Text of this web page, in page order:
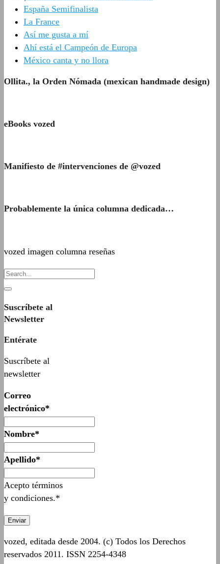
España Semifinalista
La France
Así me gusta a mí
Ahí está el Campeón de Europa
México canta y no llora
Ollita., la Orden Nómada (mexican handmade design)
eBooks vozed
Manifiesto de #intervenciones de @vozed
Probablemente la única columna dedicada…
vozed imagen columna reseñas
Suscríbete al
Newsletter
Entérate
Suscríbete al
newsletter
Correo
electrónico*
Nombre*
Apellido*
Acepto términos
y condiciones.*
vozed, editada desde 2004. (c) Todos los Derechos
reservados 2011. ISSN 2254-4348